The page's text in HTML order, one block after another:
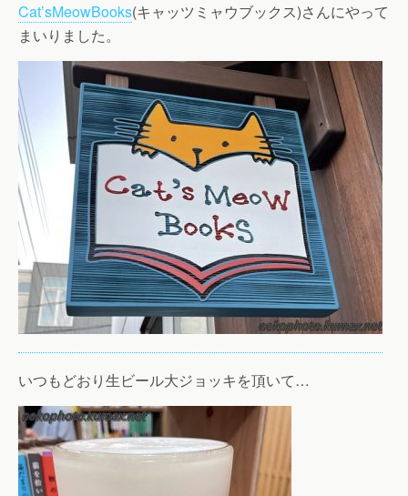
Cat’sMeowBooks(キャッツミャウブックス)さんにやって
まいりました。
いつもどおり生ビール大ジョッキを頂いて…